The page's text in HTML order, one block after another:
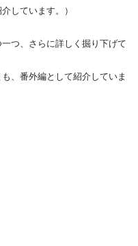
しています。）
つ、さらに詳しく掘り下げて
、番外編として紹介していま